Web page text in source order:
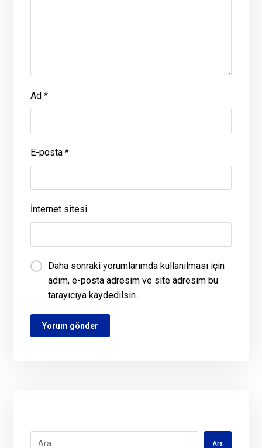
Ad*
E-posta*
İnternet sitesi
Daha sonraki yorumlarımda kullanılması için
adım, e-posta adresim ve site adresim bu
tarayıcıya kaydedilsin.